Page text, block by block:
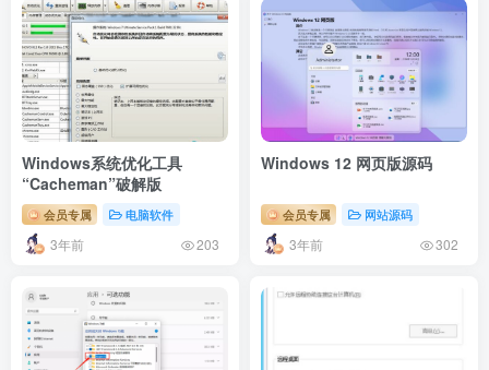
Windows系统优化工具
“Cacheman”破解版
会员专属 电脑软件
3年前 203
Windows 12 网页版源码
会员专属 网站源码
3年前 302